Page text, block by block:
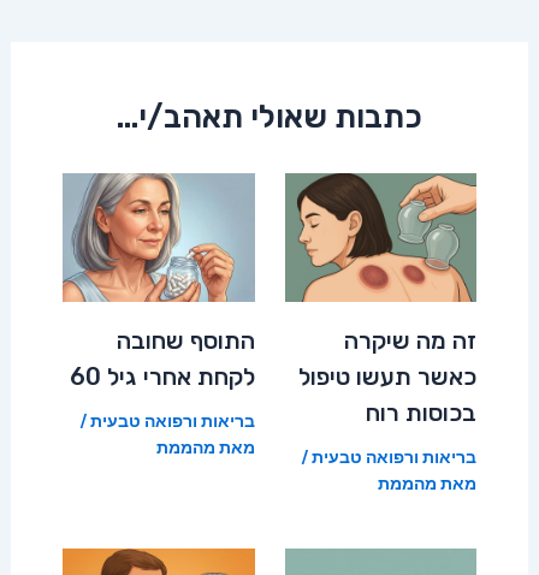
כתבות שאולי תאהב/י...
זה מה שיקרה
כאשר תעשו טיפול
בכוסות רוח
בריאות ורפואה טבעית/
מאת מהממת
התוסף שחובה
לקחת אחרי גיל 60
בריאות ורפואה טבעית/
מאת מהממת